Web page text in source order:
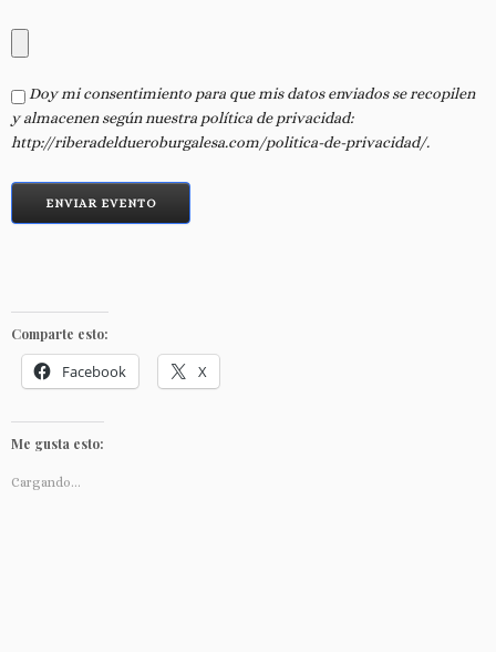
Doy mi consentimiento para que mis datos enviados se recopilen
y almacenen según nuestra política de privacidad:
http://riberadeldueroburgalesa.com/politica-de-privacidad/.
Comparte esto:
Facebook X
Me gusta esto:
Cargando...